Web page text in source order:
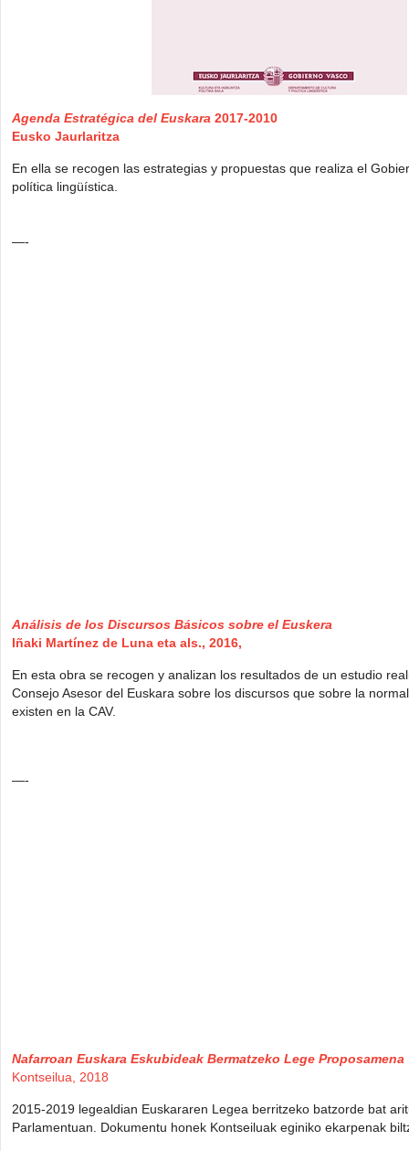
Agenda Estratégica del Euskara 2017-2010
Eusko Jaurlaritza
En ella se recogen las estrategias y propuestas que realiza el
política lingüística.
—-
Análisis de los Discursos Básicos sobre el Euskera
Iñaki Martínez de Luna eta als., 2016,
En esta obra se recogen y analizan los resultados de un estudio
Consejo Asesor del Euskara sobre los discursos que sobre la
existen en la CAV.
—-
Nafarroan Euskara Eskubideak Bermatzeko Lege Proposamena
Kontseilua, 2018
2015-2019 legealdian Euskararen Legea berritzeko batzorde bat
Parlamentuan. Dokumentu honek Kontseiluak eginiko ekarpenak